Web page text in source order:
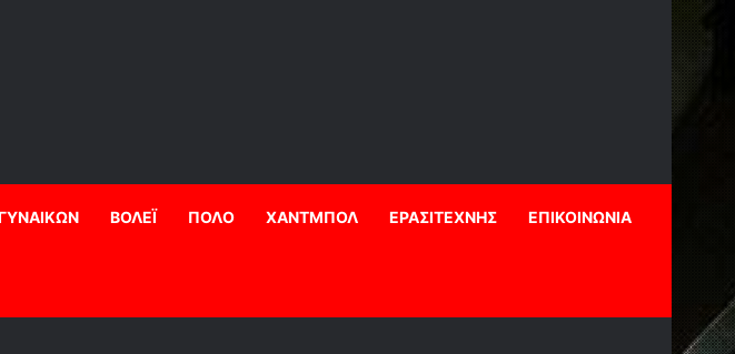
ΒΟΛΕΪ ΠΟΛΟ ΧΑΝΤΜΠΟΛ ΕΡΑΣΙΤΕΧΝΗΣ ΕΠΙΚΟΙΝΩΝΙΑ